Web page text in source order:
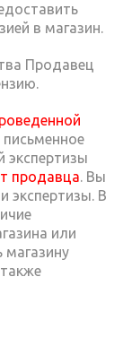
в магазин.
Продавец
роведенной
письменное
экспертизы
продавца. Вы
экспертизы. В
или
магазину